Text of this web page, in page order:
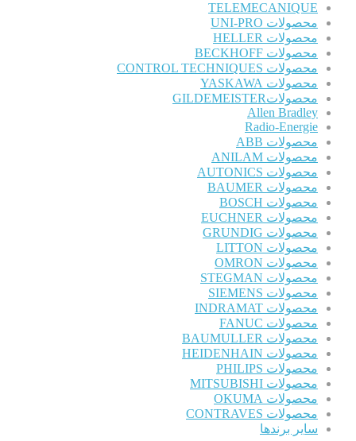
TELEMECANIQUE
محصولات UNI-PRO
محصولات HELLER
محصولات BECKHOFF
محصولات CONTROL TECHNIQUES
محصولات YASKAWA
محصولاتGILDEMEISTER
Allen Bradley
Radio-Energie
محصولات ABB
محصولات ANILAM
محصولات AUTONICS
محصولات BAUMER
محصولات BOSCH
محصولات EUCHNER
محصولات GRUNDIG
محصولات LITTON
محصولات OMRON
محصولات STEGMAN
محصولات SIEMENS
محصولات INDRAMAT
محصولات FANUC
محصولات BAUMULLER
محصولات HEIDENHAIN
محصولات PHILIPS
محصولات MITSUBISHI
محصولات OKUMA
محصولات CONTRAVES
سایر برندها